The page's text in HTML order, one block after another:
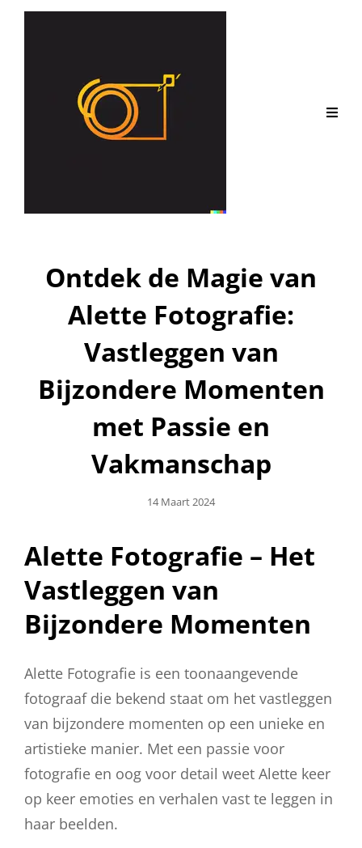
Ontdek de Magie van
Alette Fotografie:
Vastleggen van
Bijzondere Momenten
met Passie en
Vakmanschap
Geplaatst
14 Maart 2024
Alette Fotografie – Het
Vastleggen van
Bijzondere Momenten
Alette Fotografie is een toonaangevende
fotograaf die bekend staat om het vastleggen
van bijzondere momenten op een unieke en
artistieke manier. Met een passie voor
fotografie en oog voor detail weet Alette keer
op keer emoties en verhalen vast te leggen in
haar beelden.